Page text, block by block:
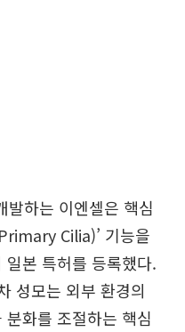
발하는 이엔셀은 핵심
Cilia)’ 기능을
일본 특허를 등록했다.
성모는 외부 환경의
화를 조절하는 핵심